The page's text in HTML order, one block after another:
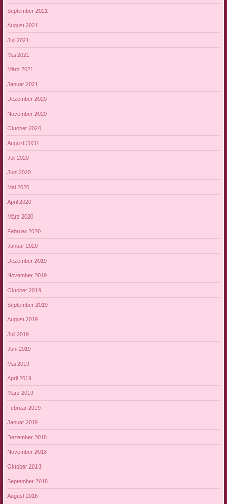
September 2021
August 2021
Juli 2021
Mai 2021
März 2021
Januar 2021
Dezember 2020
November 2020
Oktober 2020
August 2020
Juli 2020
Juni 2020
Mai 2020
April 2020
März 2020
Februar 2020
Januar 2020
Dezember 2019
November 2019
Oktober 2019
September 2019
August 2019
Juli 2019
Juni 2019
Mai 2019
April 2019
März 2019
Februar 2019
Januar 2019
Dezember 2018
November 2018
Oktober 2018
September 2018
August 2018